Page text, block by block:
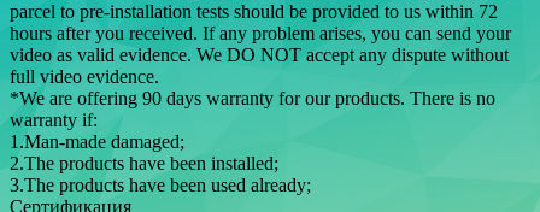
parcel to pre-installation tests should be provided to us within 72
hours after you received. If any problem arises, you can send your
video as valid evidence. We DO NOT accept any dispute without
full video evidence.
*We are offering 90 days warranty for our products. There is no
warranty if:
1.Man-made damaged;
2.The products have been installed;
3.The products have been used already;
Сертификация